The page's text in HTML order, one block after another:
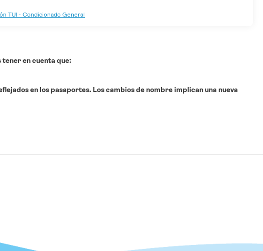
TUI - Condicionado General
en cuenta que:
en los pasaportes. Los cambios de nombre implican una nueva